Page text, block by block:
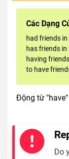
Các Dạng
had friends
has friends
having
to have
Động từ
Do